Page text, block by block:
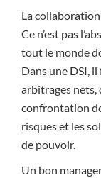
La collaboration
Ce n’est pas
tout le monde
Dans une DSI,
arbitrages nets,
confrontation
risques et les
de pouvoir.
Un bon